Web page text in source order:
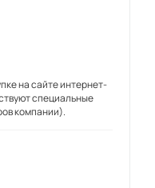
на сайте интернет-
специальные
компании).